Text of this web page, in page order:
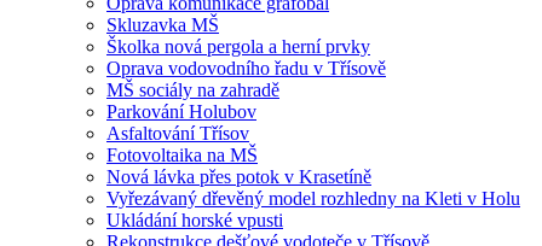
Skluzavka MŠ
Školka nová pergola a herní prvky
Oprava vodovodního řadu v Třísově
MŠ sociály na zahradě
Parkování Holubov
Asfaltování Třísov
Fotovoltaika na MŠ
Nová lávka přes potok v Krasetíně
Vyřezávaný dřevěný model rozhledny na Kleti v Holu
Ukládání horské vpusti
Rekonstrukce dešťové vodoteče v Třísově